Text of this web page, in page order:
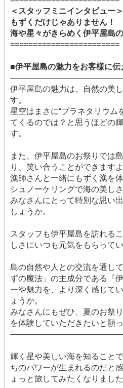
＜スタッフミニインタビュー＞
もずくだけじゃありません！
海や星々がきらめく伊平屋島
========================
■伊平屋島の魅力をお客様に伝
――――――――――――――
伊平屋島の魅力は、自然の美
す。
星空はまさに“プラネタリウム
てくるのでは？と思うほどの
す。
また、伊平屋島のお祭りでは
り、笑い合うことができますよ
漁師さんと一緒にもずく漁を
シュノーケリングで海の美し
みなさんにとって特別な思い
しょうか。
スタッフも伊平屋島を訪れる
しさにいつも元気をもらってい
島の自然や人との交流を通し
ずの魔法」の主成分である『
ーや魅力を、より深く感じて
ょうか。
みなさんにもぜひ、夏のお祭
を体験していただきたいと願っ
――――――――――――――
輝く星や美しい海を知ること
ちのパワーが生まれるのだと
ょっと旅してみたくなりまし